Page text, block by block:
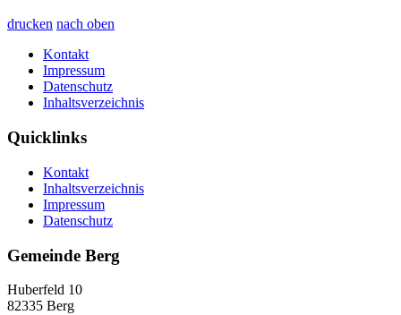
drucken nach oben
Kontakt
Impressum
Datenschutz
Inhaltsverzeichnis
Quicklinks
Kontakt
Inhaltsverzeichnis
Impressum
Datenschutz
Gemeinde Berg
Huberfeld 10
82335 Berg